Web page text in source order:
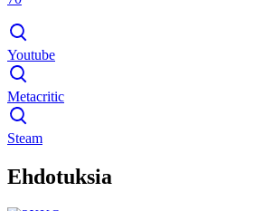
Youtube
Metacritic
Steam
Ehdotuksia